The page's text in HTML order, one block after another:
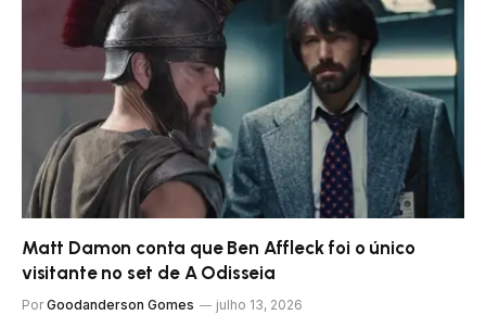
Matt Damon conta que Ben Affleck foi o único
visitante no set de A Odisseia
Por Goodanderson Gomes julho 13, 2026